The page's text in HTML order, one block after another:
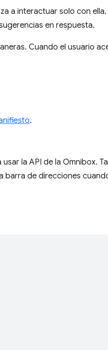
a interactuar solo con
en respuesta.
Cuando el usuario
.
usar la API de la Omnibox.
barra de direcciones